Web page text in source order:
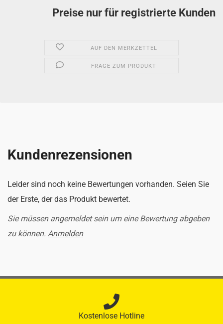
Preise nur für registrierte Kunden
AUF DEN MERKZETTEL
FRAGE ZUM PRODUKT
Kundenrezensionen
Leider sind noch keine Bewertungen vorhanden. Seien Sie
der Erste, der das Produkt bewertet.
Sie müssen angemeldet sein um eine Bewertung abgeben
zu können. Anmelden
Kostenlose Hotline